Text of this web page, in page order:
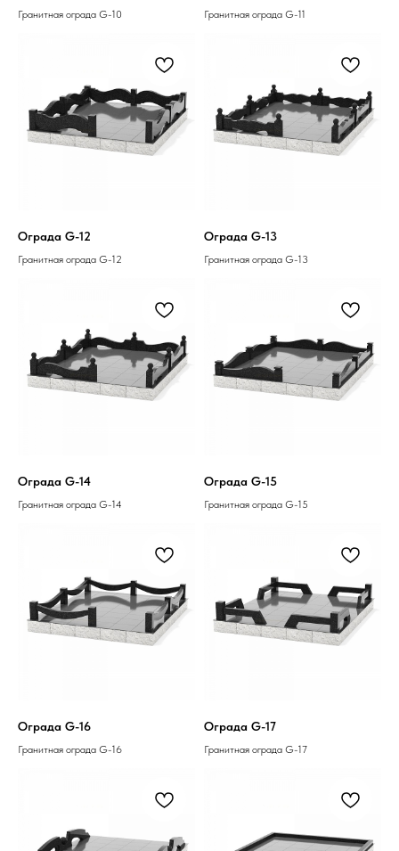
Гранитная ограда G-10 Гранитная ограда G-11
Ограда G-12
Гранитная ограда G-12
Ограда G-13
Гранитная ограда G-13
Ограда G-14
Гранитная ограда G-14
Ограда G-15
Гранитная ограда G-15
Ограда G-16
Гранитная ограда G-16
Ограда G-17
Гранитная ограда G-17